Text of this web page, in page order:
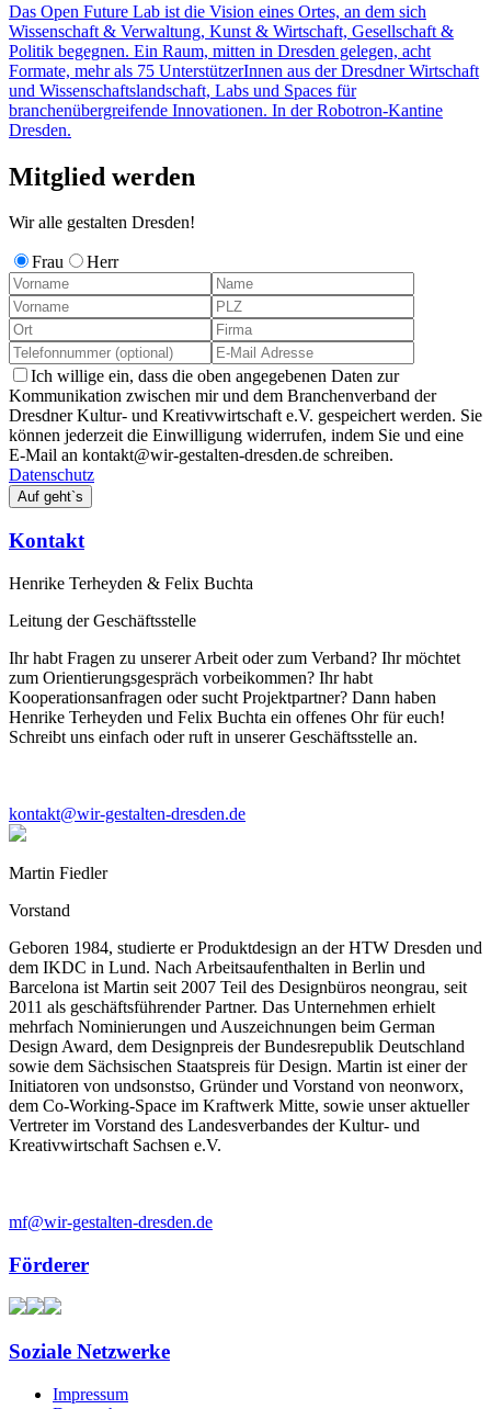
Das Open Future Lab ist die Vision eines Ortes, an dem sich
Wissenschaft & Verwaltung, Kunst & Wirtschaft, Gesellschaft &
Politik begegnen. Ein Raum, mitten in Dresden gelegen, acht
Formate, mehr als 75 UnterstützerInnen aus der Dresdner Wirtschaft
und Wissenschaftslandschaft, Labs und Spaces für
branchenübergreifende Innovationen. In der Robotron-Kantine
Dresden.
Mitglied werden
Wir alle gestalten Dresden!
Frau Herr
Ich willige ein, dass die oben angegebenen Daten zur
Kommunikation zwischen mir und dem Branchenverband der
Dresdner Kultur- und Kreativwirtschaft e.V. gespeichert werden. Sie
können jederzeit die Einwilligung widerrufen, indem Sie und eine
E-Mail an kontakt@wir-gestalten-dresden.de schreiben.
Datenschutz
Kontakt
Henrike Terheyden & Felix Buchta
Leitung der Geschäftsstelle
Ihr habt Fragen zu unserer Arbeit oder zum Verband? Ihr möchtet
zum Orientierungsgespräch vorbeikommen? Ihr habt
Kooperationsanfragen oder sucht Projektpartner? Dann haben
Henrike Terheyden und Felix Buchta ein offenes Ohr für euch!
Schreibt uns einfach oder ruft in unserer Geschäftsstelle an.
kontakt@wir-gestalten-dresden.de
Martin Fiedler
Vorstand
Geboren 1984, studierte er Produktdesign an der HTW Dresden und
dem IKDC in Lund. Nach Arbeitsaufenthalten in Berlin und
Barcelona ist Martin seit 2007 Teil des Designbüros neongrau, seit
2011 als geschäftsführender Partner. Das Unternehmen erhielt
mehrfach Nominierungen und Auszeichnungen beim German
Design Award, dem Designpreis der Bundesrepublik Deutschland
sowie dem Sächsischen Staatspreis für Design. Martin ist einer der
Initiatoren von undsonstso, Gründer und Vorstand von neonworx,
dem Co-Working-Space im Kraftwerk Mitte, sowie unser aktueller
Vertreter im Vorstand des Landesverbandes der Kultur- und
Kreativwirtschaft Sachsen e.V.
mf@wir-gestalten-dresden.de
Förderer
Soziale Netzwerke
Impressum